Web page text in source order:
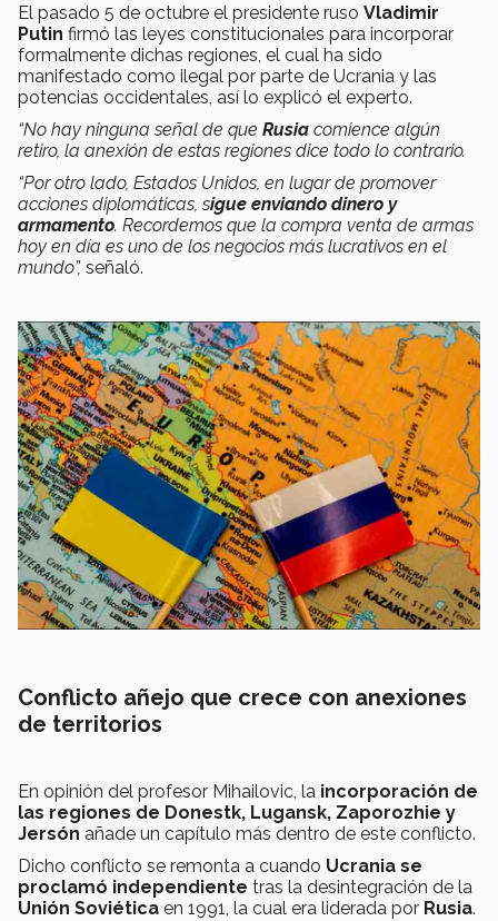
El pasado 5 de octubre el presidente ruso Vladimir
Putin firmó las leyes constitucionales para incorporar
formalmente dichas regiones, el cual ha sido
manifestado como ilegal por parte de Ucrania y las
potencias occidentales, así lo explicó el experto.
“No hay ninguna señal de que Rusia comience algún
retiro, la anexión de estas regiones dice todo lo contrario.
“Por otro lado, Estados Unidos, en lugar de promover
acciones diplomáticas, sigue enviando dinero y
armamento. Recordemos que la compra venta de armas
hoy en día es uno de los negocios más lucrativos en el
mundo”, señaló.
Conflicto añejo que crece con anexiones
de territorios
En opinión del profesor Mihailovic, la incorporación de
las regiones de Donestk, Lugansk, Zaporozhie y
Jersón añade un capítulo más dentro de este conflicto.
Dicho conflicto se remonta a cuando Ucrania se
proclamó independiente tras la desintegración de la
Unión Soviética en 1991, la cual era liderada por Rusia.